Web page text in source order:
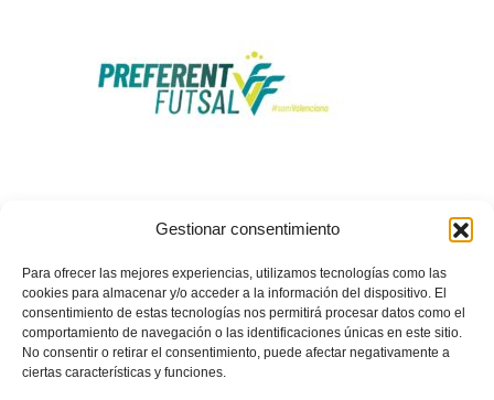
Gestionar consentimiento
Para ofrecer las mejores experiencias, utilizamos tecnologías como las
cookies para almacenar y/o acceder a la información del dispositivo. El
consentimiento de estas tecnologías nos permitirá procesar datos como el
comportamiento de navegación o las identificaciones únicas en este sitio.
No consentir o retirar el consentimiento, puede afectar negativamente a
ciertas características y funciones.
| FUTSAL | Confirmados los grupos y calendarios de Preferent Futsal en
las tres provincias de la Comunitat